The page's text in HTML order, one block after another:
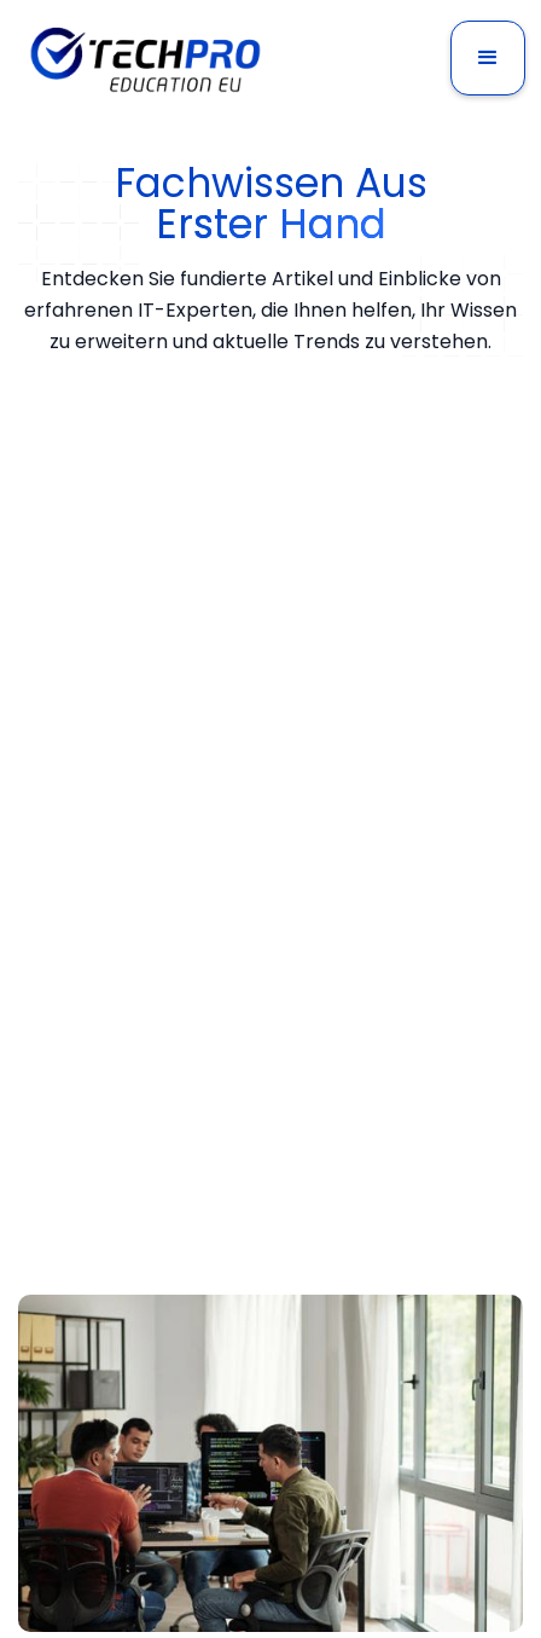
Fachwissen Aus
Erster Hand
Entdecken Sie fundierte Artikel und Einblicke von
erfahrenen IT-Experten, die Ihnen helfen, Ihr Wissen
zu erweitern und aktuelle Trends zu verstehen.